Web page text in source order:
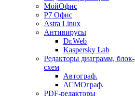
МойОфис
P7 Офис
Astra Linux
Антивирусы
Dr.Web
Kaspersky Lab
Редакторы диаграмм, блок-
схем
Автограф.
АСМОграф.
PDF-редакторы